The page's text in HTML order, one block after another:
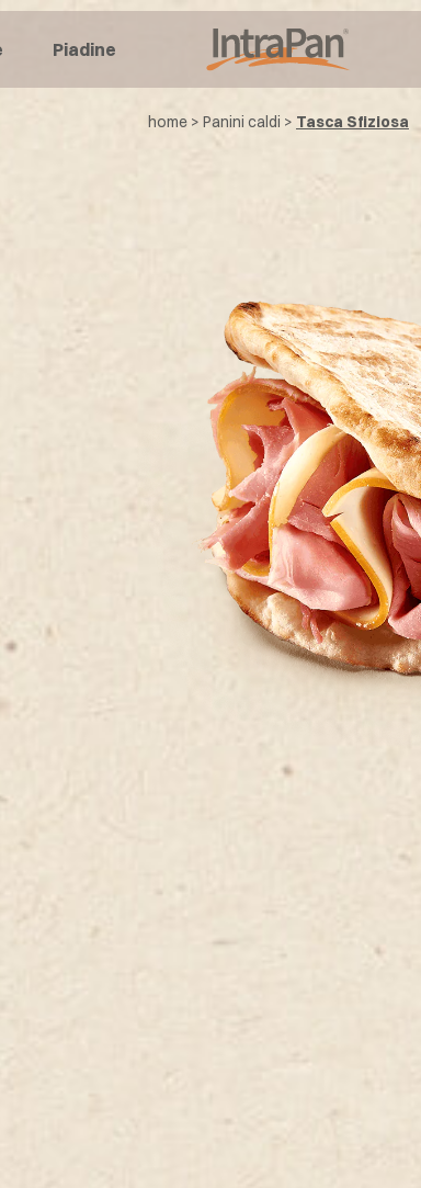
Piadine
home > Panini caldi > Tasca Sfiziosa